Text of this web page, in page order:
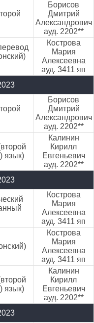
Борисов
Дмитрий
Александрович
ауд. 2202**
Кострова
Мария
Алексеевна
ауд. 3411 яп
Борисов
Дмитрий
Александрович
ауд. 2202**
язык)
Калинин
Кирилл
Евгеньевич
ауд. 2202**
Кострова
Мария
Алексеевна
ауд. 3411 яп
Кострова
Мария
Алексеевна
ауд. 3411 яп
язык)
Калинин
Кирилл
Евгеньевич
ауд. 2202**